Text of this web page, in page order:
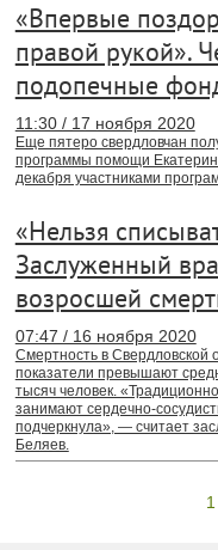
«Впервые
правой рукой».
подопечные
11:30 / 17 ноября 2020
Еще пятеро свердловчан
программы помощи
декабря участниками
«Нельзя
Заслуженный
возросшей
07:47 / 16 ноября 2020
Смертность в Свердловской
показатели превышают
тысяч человек.
занимают сердечно-
подчеркнула», — считает
Беляев.
1